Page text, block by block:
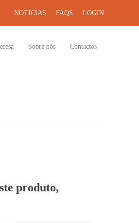
NOTÍCIAS FAQS LOGIN
Sobre nós Contactos
produto,